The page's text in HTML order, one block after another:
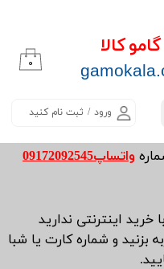
گامو کالا
ورود / ثبت نام کنید
۰
واتساپ09172092545
خرید اینترنتی ندارید
بزنید و شماره کارت یا شبا